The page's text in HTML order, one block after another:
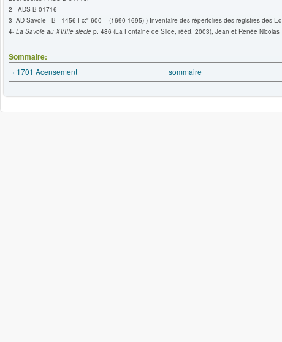
2 ADS B 01716
3- AD Savoie - B - 1456 Fc:" 600 (1690-1695) ) Inventaire des répertoires des registres des
4- La Savoie au XVIIIe siècle p. 486 (La Fontaine de Siloe, rééd. 2003), Jean et Renée Nicolas
Sommaire:
‹ 1701 Acensement sommaire